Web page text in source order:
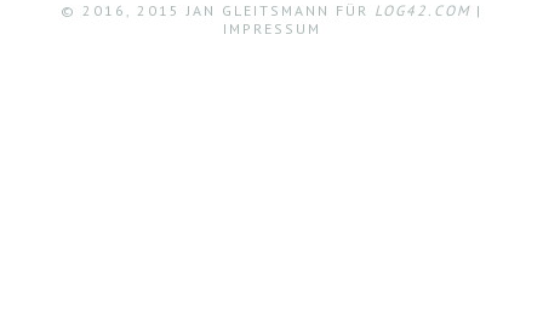
© 2016, 2015 JAN GLEITSMANN FÜR LOG42.COM |
IMPRESSUM